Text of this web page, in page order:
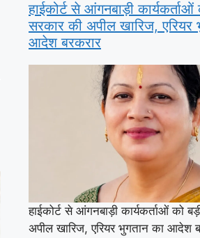
हाईकोर्ट से आंगनबाड़ी कार्यकर्ताओं
सरकार की अपील खारिज, एरियर
आदेश बरकरार
हाईकोर्ट से आंगनबाड़ी कार्यकर्ताओं को
अपील खारिज, एरियर भुगतान का आदेश